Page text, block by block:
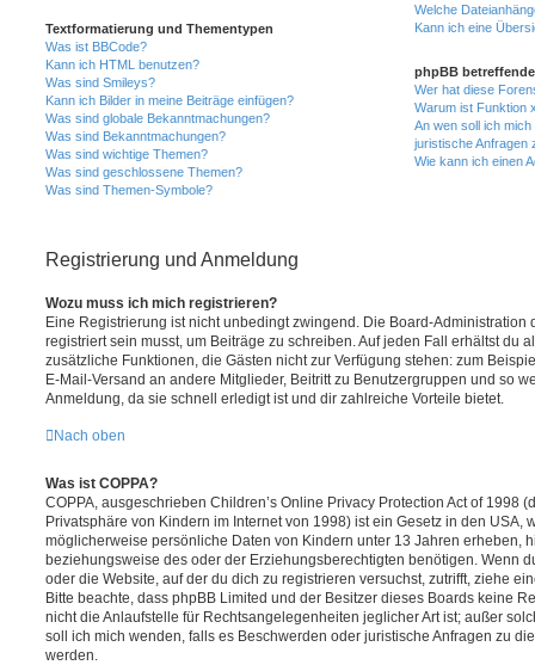
Textformatierung und Thementypen
Was ist BBCode?
Kann ich HTML benutzen?
Was sind Smileys?
Kann ich Bilder in meine Beiträge einfügen?
Was sind globale Bekanntmachungen?
Was sind Bekanntmachungen?
Was sind wichtige Themen?
Was sind geschlossene Themen?
Was sind Themen-Symbole?
Welche
Kann ich eine
phpBB
Wer hat diese
Warum ist Funktion
An wen soll ich
juristische Anfragen
Wie kann ich einen
Registrierung und Anmeldung
Wozu muss ich mich registrieren?
Eine Registrierung ist nicht unbedingt zwingend. Die Board-Administration
registriert sein musst, um Beiträge zu schreiben. Auf jeden Fall erhältst du
zusätzliche Funktionen, die Gästen nicht zur Verfügung stehen: zum
E-Mail-Versand an andere Mitglieder, Beitritt zu Benutzergruppen und so
Anmeldung, da sie schnell erledigt ist und dir zahlreiche Vorteile bietet.
Nach oben
Was ist COPPA?
COPPA, ausgeschrieben Children’s Online Privacy Protection Act of 1998
Privatsphäre von Kindern im Internet von 1998) ist ein Gesetz in den USA,
möglicherweise persönliche Daten von Kindern unter 13 Jahren erheben,
beziehungsweise des oder der Erziehungsberechtigten benötigen. Wenn
oder die Website, auf der du dich zu registrieren versuchst, zutrifft, ziehe
Bitte beachte, dass phpBB Limited und der Besitzer dieses Boards keine
nicht die Anlaufstelle für Rechtsangelegenheiten jeglicher Art ist; außer
soll ich mich wenden, falls es Beschwerden oder juristische Anfragen zu
werden.